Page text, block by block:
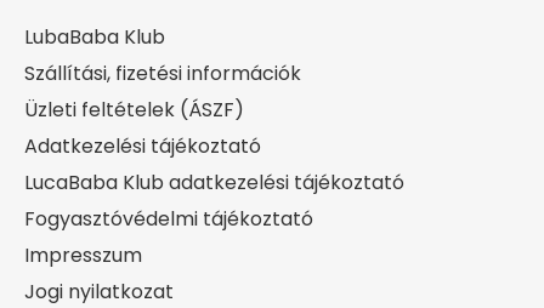
LubaBaba Klub
Szállítási, fizetési információk
Üzleti feltételek (ÁSZF)
Adatkezelési tájékoztató
LucaBaba Klub adatkezelési tájékoztató
Fogyasztóvédelmi tájékoztató
Impresszum
Jogi nyilatkozat